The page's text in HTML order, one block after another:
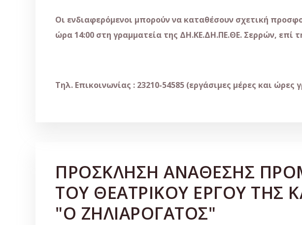
Οι ενδιαφερόμενοι μπορούν να καταθέσουν σχετική
ώρα 14:00 στη γραμματεία της ΔΗ.ΚΕ.ΔΗ.ΠΕ.ΘΕ. Σερρών, επί
Τηλ. Επικοινωνίας : 23210-54585 (εργάσιμες μέρες και ώρες
ΠΡΟΣΚΛΗΣΗ ΑΝΑΘΕΣΗΣ
ΤΟΥ ΘΕΑΤΡΙΚΟΥ ΕΡΓΟΥ ΤΗΣ
"Ο ΖΗΛΙΑΡΟΓΑΤΟΣ"